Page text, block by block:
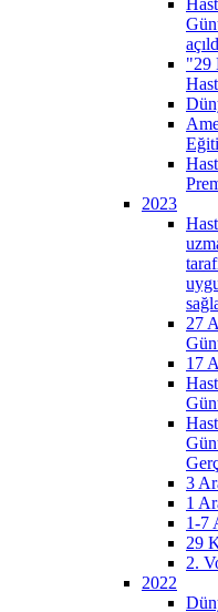
"29
2023
27
17
3
1
1-7
29
2.
2022